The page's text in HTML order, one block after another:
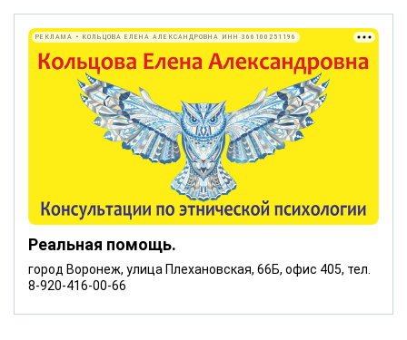
Реальная помощь.
город Воронеж, улица Плехановская, 66Б, офис 405, тел.
8-920-416-00-66
РЕКЛАМА • КОЛЬЦОВА ЕЛЕНА АЛЕКСАНДРОВНА ИНН 366100251196